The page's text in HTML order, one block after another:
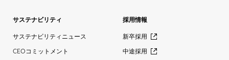
サステナビリティ
サステナビリティニュース
CEOコミットメント
採用情報
新卒採用
中途採用